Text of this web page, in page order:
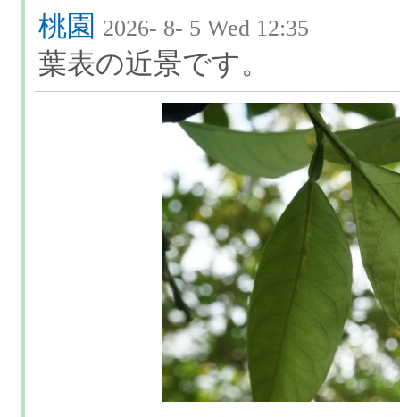
桃園 2026- 8- 5 Wed 12:35
葉表の近景です。